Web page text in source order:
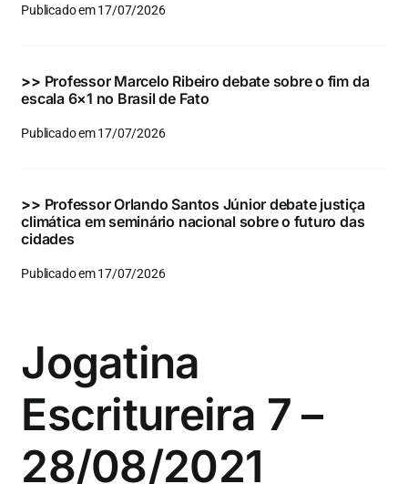
Publicado em 17/07/2026
>> Professor Marcelo Ribeiro debate sobre o fim da
escala 6×1 no Brasil de Fato
Publicado em 17/07/2026
>> Professor Orlando Santos Júnior debate justiça
climática em seminário nacional sobre o futuro das
cidades
Publicado em 17/07/2026
Jogatina
Escritureira 7 –
28/08/2021